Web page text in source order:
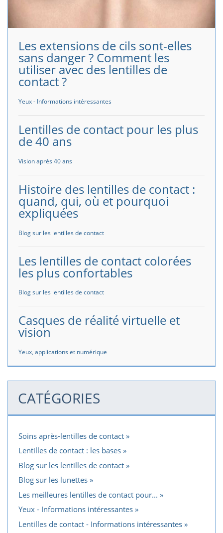
Les extensions de cils sont-elles
sans danger ? Comment les
utiliser avec des lentilles de
contact ?
Yeux - Informations intéressantes
Lentilles de contact pour les plus
de 40 ans
Vision après 40 ans
Histoire des lentilles de contact :
quand, qui, où et pourquoi
expliquées
Blog sur les lentilles de contact
Les lentilles de contact colorées
les plus confortables
Blog sur les lentilles de contact
Casques de réalité virtuelle et
vision
Yeux, applications et numérique
CATÉGORIES
Soins après-lentilles de contact
Lentilles de contact : les bases
Blog sur les lentilles de contact
Blog sur les lunettes
Les meilleures lentilles de contact pour...
Yeux - Informations intéressantes
Lentilles de contact - Informations intéressantes